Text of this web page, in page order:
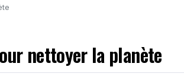
nettoyer la planète